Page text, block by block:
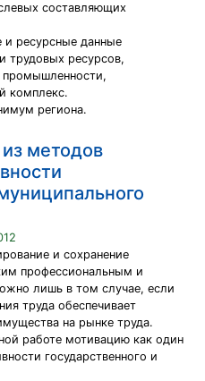
составляющих
и ресурсные данные
трудовых ресурсов,
промышленности,
комплекс.
региона.
методов
и сохранение
профессиональным и
лишь в том случае, если
труда обеспечивает
на рынке труда.
работе мотивацию как один
государственного и